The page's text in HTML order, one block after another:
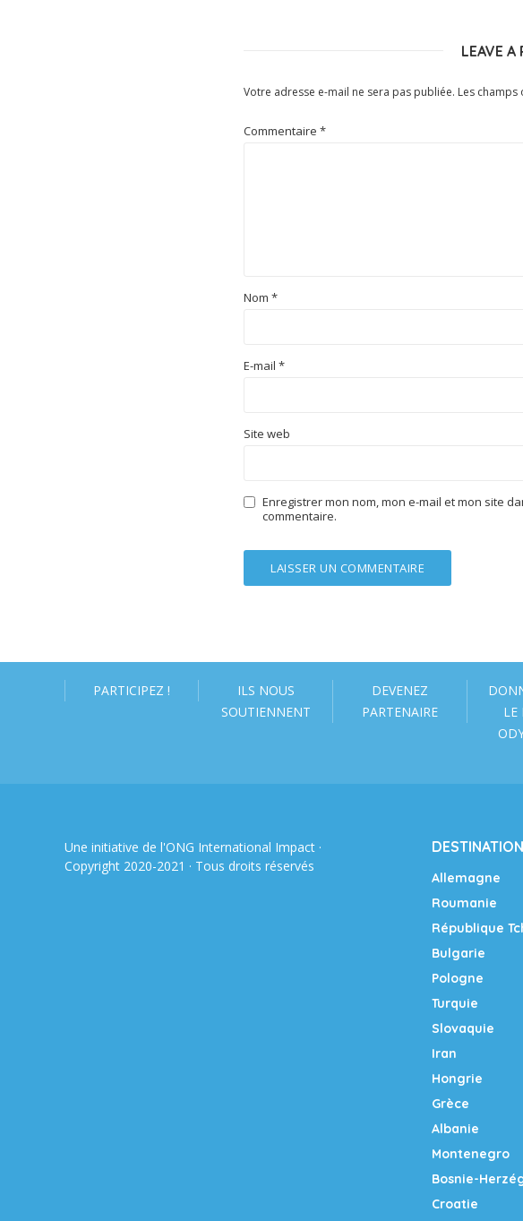
LEAVE A
Votre adresse e-mail ne sera pas publiée. Les
Commentaire *
Nom *
E-mail *
Site web
Enregistrer mon nom, mon e-mail et mon site
commentaire.
PARTICIPEZ !
ILS NOUS
SOUTIENNENT
DEVENEZ
PARTENAIRE
LE
Une initiative de l'ONG International Impact ·
Copyright 2020-2021 · Tous droits réservés
Allemagne
Roumanie
République
Bulgarie
Pologne
Turquie
Slovaquie
Iran
Hongrie
Grèce
Albanie
Montenegro
Bosnie-
Croatie